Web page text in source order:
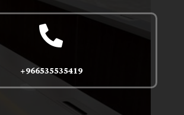

966535535419+